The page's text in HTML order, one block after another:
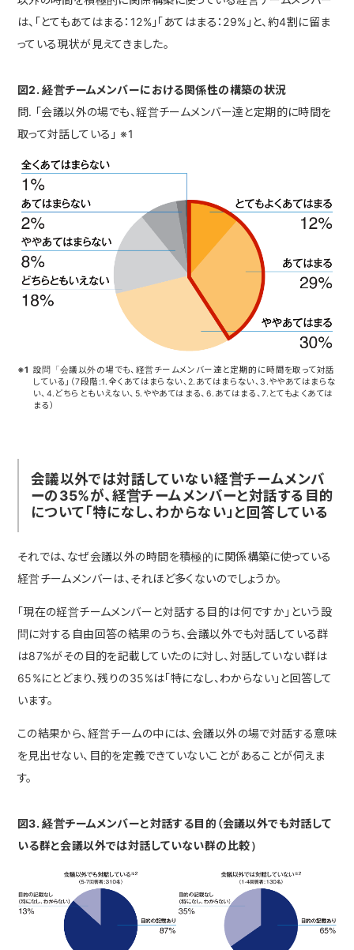
は、「とてもあてはまる：12%」「あてはまる：29%」と、約4割に留ま
っている現状が見えてきました。
図2. 経営チームメンバーにおける関係性の構築の状況
問. 「会議以外の場でも、経営チームメンバー達と定期的に時間を
取って対話している」 ※1
※1 設問「会議以外の場でも、経営チームメンバー達と定期的に時間を取って対話
している」（7段階:1.全くあてはまらない、2.あてはまらない、3.ややあてはまらな
い、4.どちらともいえない、5.ややあてはまる、6.あてはまる、7.とてもよくあては
まる）
会議以外では対話していない経営チームメンバ
ーの35%が、経営チームメンバーと対話する目的
について「特になし、わからない」と回答している
それでは、なぜ会議以外の時間を積極的に関係構築に使っている
経営チームメンバーは、それほど多くないのでしょうか。
「現在の経営チームメンバーと対話する目的は何ですか」という設
問に対する自由回答の結果のうち、会議以外でも対話している群
は87%がその目的を記載していたのに対し、対話していない群は
65%にとどまり、残りの35%は「特になし、わからない」と回答して
います。
この結果から、経営チームの中には、会議以外の場で対話する意味
を見出せない、目的を定義できていないことがあることが伺えま
す。
図3. 経営チームメンバーと対話する目的（会議以外でも対話して
いる群と会議以外では対話していない群の比較）